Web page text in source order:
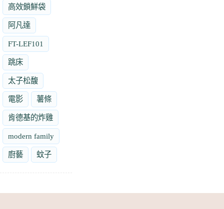
高效鎖鮮袋
阿凡達
FT-LEF101
跳床
太子松馥
電影 薯條
肯德基的炸雞
modern family
廚藝 蚊子